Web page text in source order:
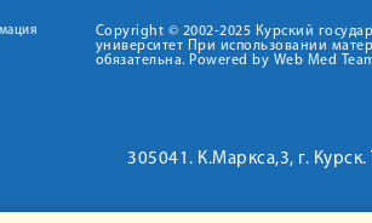
Copyright © 2002-2025 Курский
университет При использовании
обязательна. Powered by Web Med
305041. К.Маркса,3, г.